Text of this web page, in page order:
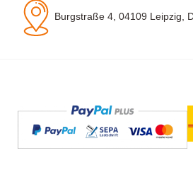
Burgstraße 4, 04109 Leipzig,